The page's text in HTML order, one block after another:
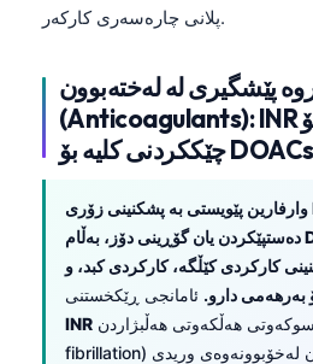
پلانی چارەسەری کارکەر.
پێشگیری لە لەختەبوون
(Anticoagulants): INR بۆ warfarin،
چێککردنی کلیە بۆ DOACs
بەرهەمی دارو. ئامانجی ڕێکخستنی
INR
fibrillation) یان لەخۆبوونەوەی وریدی (venous
Română
简体中文
فارسی
Български
Nederlands
हिन्दी
Հայերեն